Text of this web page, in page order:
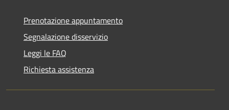
Prenotazione appuntamento
Segnalazione disservizio
Leggi le FAQ
Richiesta assistenza